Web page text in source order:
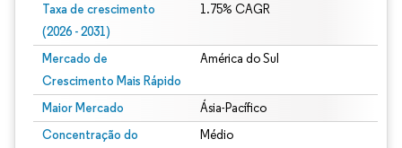
Taxa de crescimento
(2026 - 2031)
1.75% CAGR
Mercado de
Crescimento Mais Rápido
América do Sul
Maior Mercado Ásia-Pacífico
Concentração do
Médio